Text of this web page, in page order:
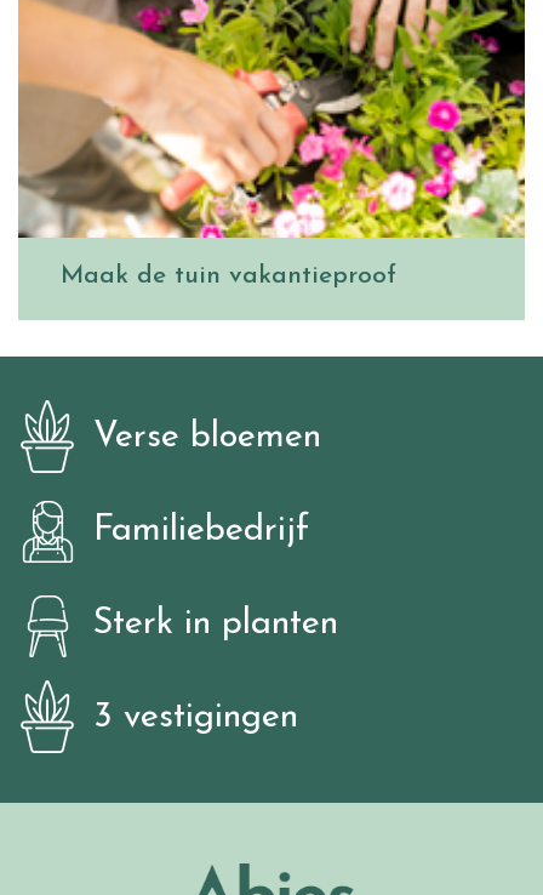
Maak de tuin vakantieproof
Verse bloemen
Familiebedrijf
Sterk in planten
3 vestigingen